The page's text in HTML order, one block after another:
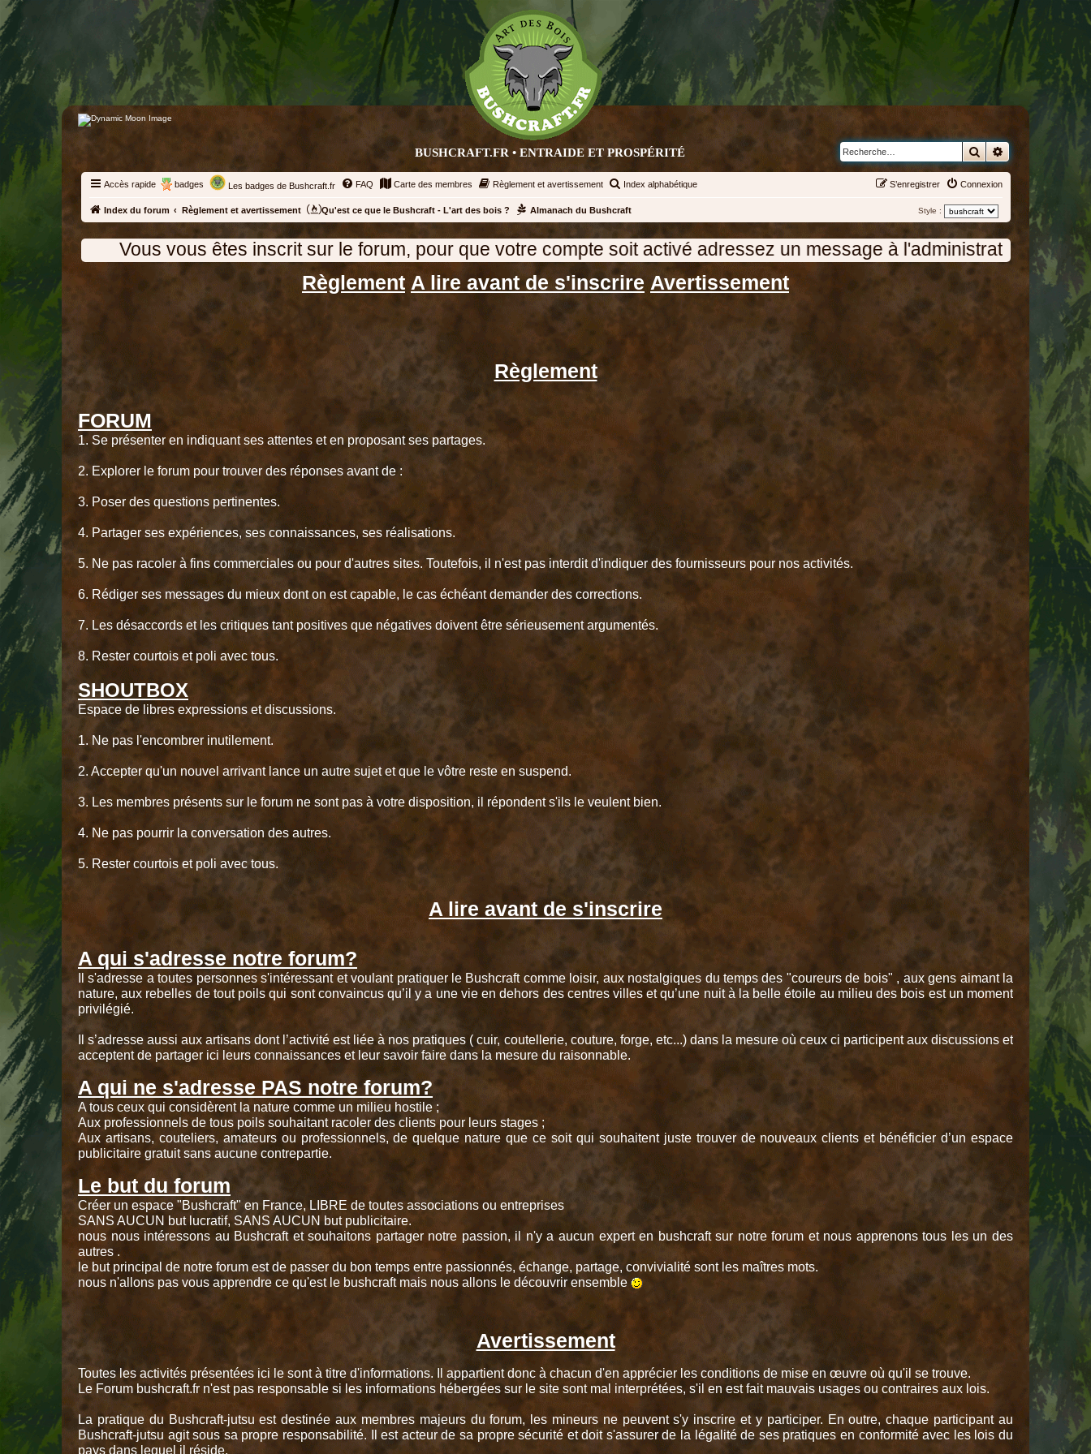
RechercherRecherche
BUSHCRAFT.FR • ENTRAIDE ET PROSPÉRITÉ
Accès rapide badges Les badges de Bushcraft.fr FAQ Carte des membres Règlement et avertissement Index alphabétique Connexion
S’enregistrer
Index du forum Règlement et avertissement Style :
Qu'est ce que le Bushcraft - L'art des bois ? Almanach du Bushcraft
êtes inscrit sur le forum, pour que votre compte soit activé adressez un message à l'administration en cliquant sur "Nous
Règlement A lire avant de s'inscrire Avertissement
Règlement
FORUM
1. Se présenter en indiquant ses attentes et en proposant ses partages.
2. Explorer le forum pour trouver des réponses avant de :
3. Poser des questions pertinentes.
4. Partager ses expériences, ses connaissances, ses réalisations.
5. Ne pas racoler à fins commerciales ou pour d'autres sites. Toutefois, il n'est pas interdit d'indiquer des fournisseurs pour nos activités.
6. Rédiger ses messages du mieux dont on est capable, le cas échéant demander des corrections.
7. Les désaccords et les critiques tant positives que négatives doivent être sérieusement argumentés.
8. Rester courtois et poli avec tous.
SHOUTBOX
Espace de libres expressions et discussions.
1. Ne pas l'encombrer inutilement.
2. Accepter qu'un nouvel arrivant lance un autre sujet et que le vôtre reste en suspend.
3. Les membres présents sur le forum ne sont pas à votre disposition, il répondent s'ils le veulent bien.
4. Ne pas pourrir la conversation des autres.
5. Rester courtois et poli avec tous.
A lire avant de s'inscrire
A qui s'adresse notre forum?
Il s'adresse a toutes personnes s'intéressant et voulant pratiquer le Bushcraft comme loisir, aux nostalgiques du temps des "coureurs de bois" , aux gens aimant la
nature, aux rebelles de tout poils qui sont convaincus qu’il y a une vie en dehors des centres villes et qu’une nuit à la belle étoile au milieu des bois est un moment
privilégié.
Il s’adresse aussi aux artisans dont l’activité est liée à nos pratiques ( cuir, coutellerie, couture, forge, etc...) dans la mesure où ceux ci participent aux discussions et
acceptent de partager ici leurs connaissances et leur savoir faire dans la mesure du raisonnable.
A qui ne s'adresse PAS notre forum?
A tous ceux qui considèrent la nature comme un milieu hostile ;
Aux professionnels de tous poils souhaitant racoler des clients pour leurs stages ;
Aux artisans, couteliers, amateurs ou professionnels, de quelque nature que ce soit qui souhaitent juste trouver de nouveaux clients et bénéficier d’un espace
publicitaire gratuit sans aucune contrepartie.
Le but du forum
Créer un espace "Bushcraft" en France, LIBRE de toutes associations ou entreprises
SANS AUCUN but lucratif, SANS AUCUN but publicitaire.
nous nous intéressons au Bushcraft et souhaitons partager notre passion, il n'y a aucun expert en bushcraft sur notre forum et nous apprenons tous les un des
autres .
le but principal de notre forum est de passer du bon temps entre passionnés, échange, partage, convivialité sont les maîtres mots.
nous n'allons pas vous apprendre ce qu'est le bushcraft mais nous allons le découvrir ensemble
Avertissement
Toutes les activités présentées ici le sont à titre d'informations. Il appartient donc à chacun d'en apprécier les conditions de mise en œuvre où qu'il se trouve.
Le Forum bushcraft.fr n'est pas responsable si les informations hébergées sur le site sont mal interprétées, s'il en est fait mauvais usages ou contraires aux lois.
La pratique du Bushcraft-jutsu est destinée aux membres majeurs du forum, les mineurs ne peuvent s'y inscrire et y participer. En outre, chaque participant au
Bushcraft-jutsu agit sous sa propre responsabilité. Il est acteur de sa propre sécurité et doit s'assurer de la légalité de ses pratiques en conformité avec les lois du
pays dans lequel il réside.